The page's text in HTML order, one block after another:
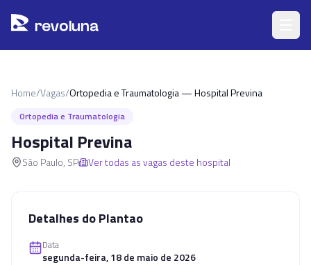
revoluna
Home/Vagas/Ortopedia e Traumatologia — Hospital Previna
Ortopedia e Traumatologia
Hospital Previna
São Paulo, SP Ver todas as vagas deste hospital
Detalhes do Plantao
Data
segunda-feira, 18 de maio de 2026